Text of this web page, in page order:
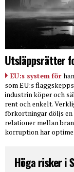
Utsläppsrätter
EU:s system för
som EU:s
industrin köper och
rent och enkelt.
förkortningar döljs
relationer mellan
korruption har
Höga risker i